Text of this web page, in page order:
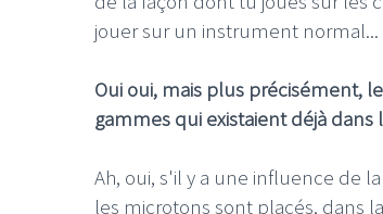
jouer sur un instrument normal...
Oui oui, mais plus précisément,
gammes qui existaient déjà
Ah, oui, s'il y a une influence de
les microtons sont placés, dans